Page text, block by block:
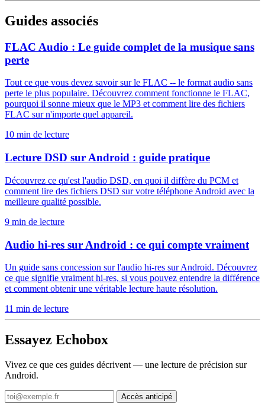
Guides associés
FLAC Audio : Le guide complet de la musique sans
perte
Tout ce que vous devez savoir sur le FLAC -- le format audio sans
perte le plus populaire. Découvrez comment fonctionne le FLAC,
pourquoi il sonne mieux que le MP3 et comment lire des fichiers
FLAC sur n'importe quel appareil.
10 min de lecture
Lecture DSD sur Android : guide pratique
Découvrez ce qu'est l'audio DSD, en quoi il diffère du PCM et
comment lire des fichiers DSD sur votre téléphone Android avec la
meilleure qualité possible.
9 min de lecture
Audio hi-res sur Android : ce qui compte vraiment
Un guide sans concession sur l'audio hi-res sur Android. Découvrez
ce que signifie vraiment hi-res, si vous pouvez entendre la différence
et comment obtenir une véritable lecture haute résolution.
11 min de lecture
Essayez Echobox
Vivez ce que ces guides décrivent — une lecture de précision sur
Android.
Accès anticipé